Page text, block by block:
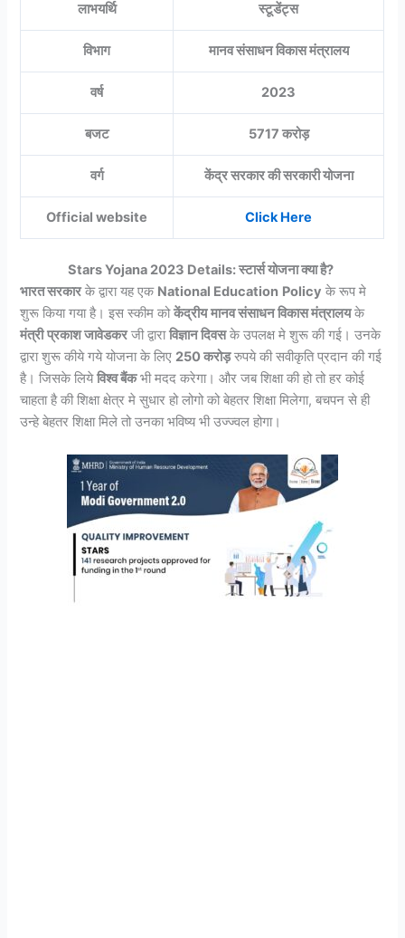
लाभयर्थि स्टूडेंट्स
विभाग मानव संसाधन विकास मंत्रालय
वर्ष 2023
बजट 5717 करोड़
वर्ग केंद्र सरकार की सरकारी योजना
Official website Click Here
Stars Yojana 2023 Details:स्टार्सयोजना क्या है?
भारत सरकारके द्वारा यह एक National Education Policy के रूप मे
शुरू किया गया है। इस स्कीम कोकेंद्रीय मानव संसाधन विकास मंत्रालयके
मंत्री प्रकाश जावेडकरजी द्वाराविज्ञान दिवसके उपलक्ष मे शुरू की गई। उनके
द्वारा शुरू कीये गये योजना के लिए 250 करोड़रुपये की सवीकृति प्रदान की गई
है। जिसके लियेविश्व बैंकभी मदद करेगा। और जब शिक्षा की हो तो हर कोई
चाहता है की शिक्षा क्षेत्र मे सुधार हो लोगो को बेहतर शिक्षा मिलेगा, बचपन से ही
उन्हे बेहतर शिक्षा मिले तो उनका भविष्य भी उज्ज्वल होगा।